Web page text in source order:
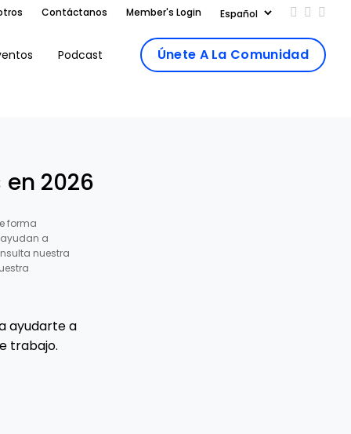
Contáctanos Member's Login Add us
Follow
Podcast Únete A La Comunidad
2026
forma
a
nuestra
ayudarte a
trabajo.